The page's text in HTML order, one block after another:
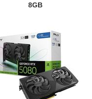
8GB